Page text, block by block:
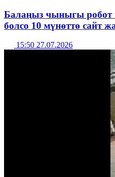
Балаңыз чыныгы робот
болсо 10 мүнөттө сайт
15:50 27.07.2026